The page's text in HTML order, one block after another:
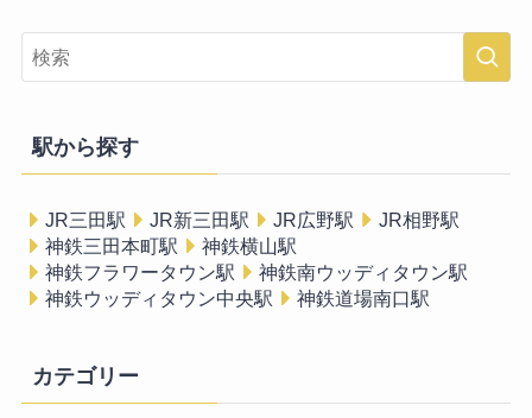
駅から探す
JR三田駅 JR新三田駅 JR広野駅
JR相野駅
神鉄三田本町駅
神鉄横山駅
神鉄フラワータウン駅
神鉄南ウッディタウン駅
神鉄ウッディタウン中央駅
神鉄道場南口駅
カテゴリー